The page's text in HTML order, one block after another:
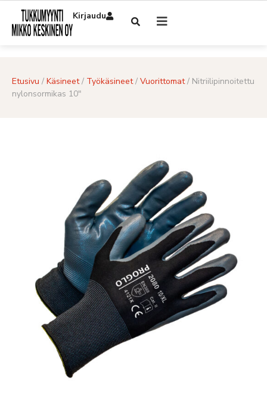
Kirjaudu
Etusivu / Käsineet/ Työkäsineet/ Vuorittomat/ Nitriilipinnoitettu
nylonsormikas 10″